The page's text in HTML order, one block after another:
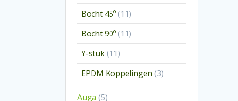
producten
Bocht 45º 1111
producten
Bocht 90º 1111
producten
Y-stuk 1111
producten
EPDM Koppelingen 33
producten
Auga 55